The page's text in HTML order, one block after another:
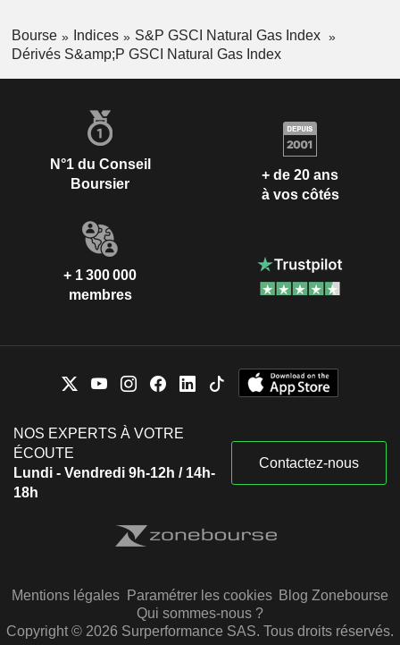
Bourse Indices
S&P GSCI Natural Gas Index
Dérivés S&amp;P GSCI Natural Gas Index
N°1 du Conseil
Boursier
+ de 20 ans
à vos côtés
+ 1 300 000
membres
NOS EXPERTS À VOTRE
ÉCOUTE
Lundi - Vendredi 9h-12h / 14h-
18h
Contactez-nous
Mentions légales Paramétrer les cookies Blog Zonebourse
Qui sommes-nous ?
Copyright © 2026 Surperformance SAS. Tous droits réservés.